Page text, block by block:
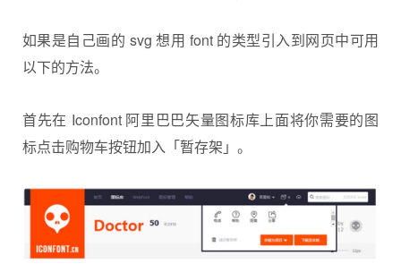
如果是自己画的 svg 想用 font 的类型引入到网页中可用
以下的方法。
首先在 Iconfont 阿里巴巴矢量图标库上面将你需要的图
标点击购物车按钮加入「暂存架」。